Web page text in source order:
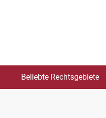
Beliebte Rechtsgebiete